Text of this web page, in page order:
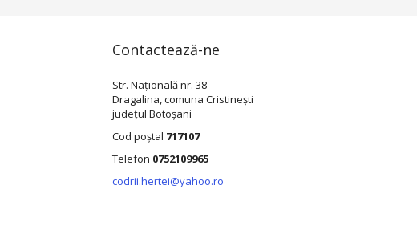
Contactează-ne
Str. Națională nr. 38
Dragalina, comuna Cristinești
județul Botoșani
Cod poștal 717107
Telefon 0752109965
codrii.hertei@yahoo.ro